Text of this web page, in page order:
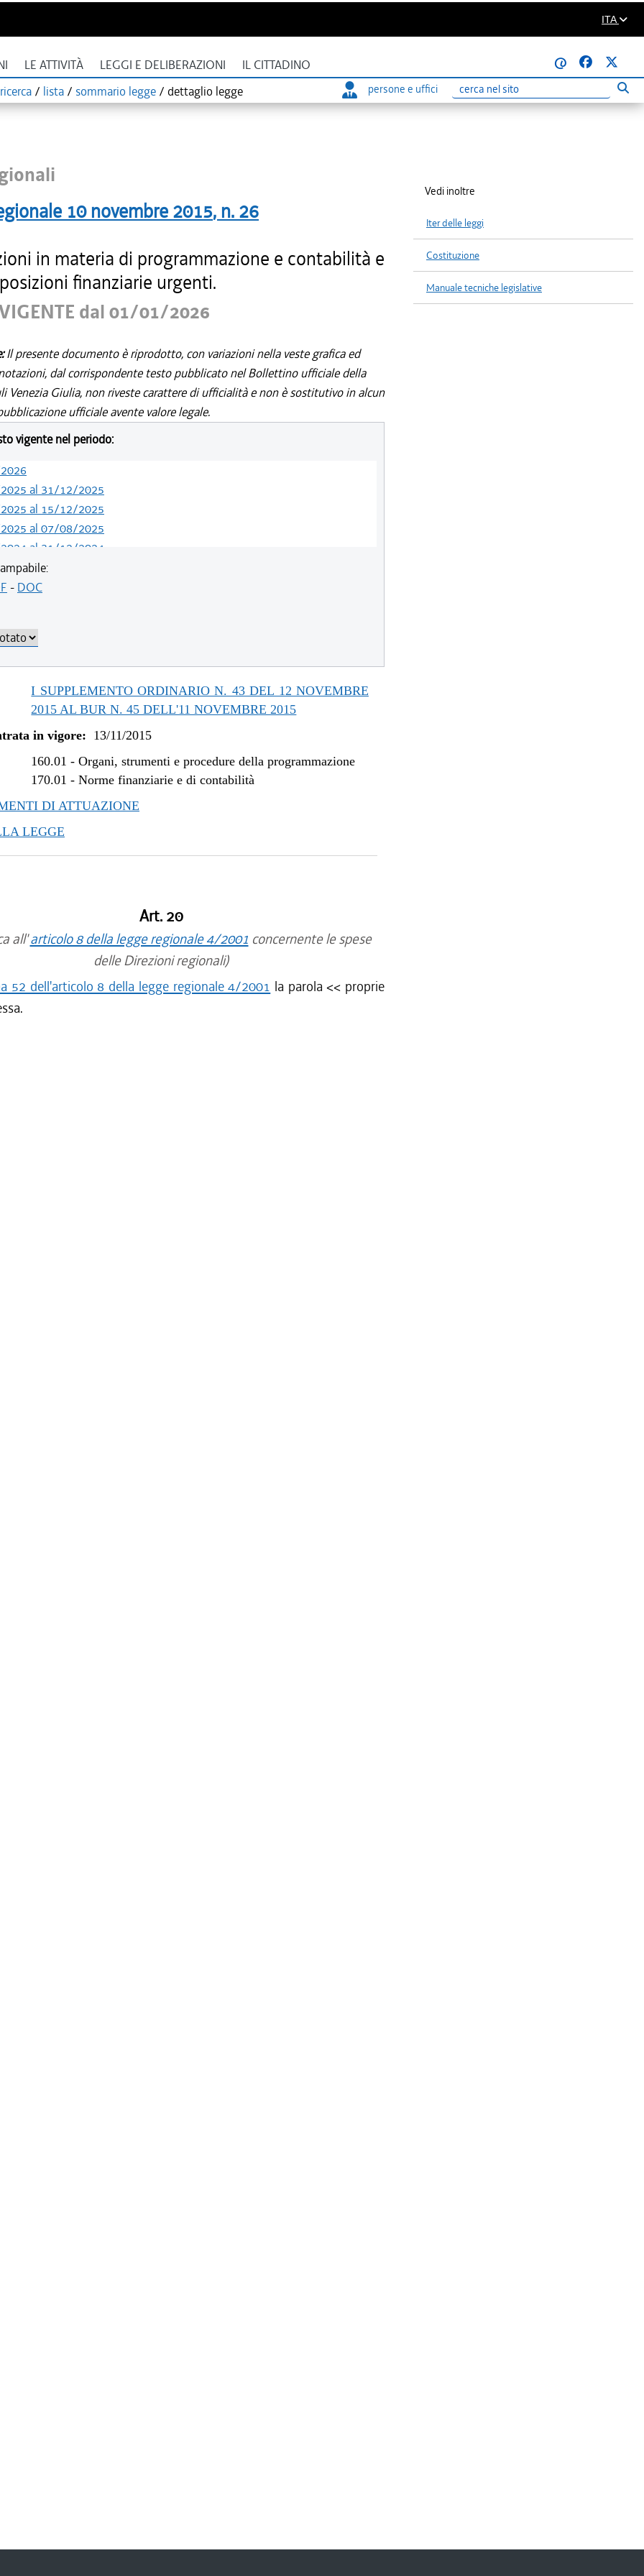
ITA
LE ATTIVITÀ LEGGI E DELIBERAZIONI IL CITTADINO
@
ricerca / lista / sommario legge / dettaglio legge persone e uffici
Ricerca
10 novembre 2015, n. 26
in materia di programmazione e contabilità e
finanziarie urgenti.
dal 01/01/2026
Il presente documento è riprodotto, con variazioni nella veste grafica ed
dal corrispondente testo pubblicato nel Bollettino ufficiale della
Venezia Giulia, non riveste carattere di ufficialità e non è sostitutivo in alcun
ufficiale avente valore legale.
vigente nel periodo:
al 31/12/2025
al 15/12/2025
al 07/08/2025
al 31/12/2024
al 13/05/2024
al 31/12/2023
al 18/12/2019
al 09/08/2019
al 31/12/2018
al 07/11/2018
2017 al 28/03/2018
al 31/05/2017
al 08/01/2017
2016 al 12/08/2016
al 12/01/2016
- DOC
I SUPPLEMENTO ORDINARIO N. 43 DEL 12 NOVEMBRE
2015 AL BUR N. 45 DELL'11 NOVEMBRE 2015
in vigore: 13/11/2015
160.01 -Organi, strumenti e procedure della programmazione
170.01 -Norme finanziarie e di contabilità
DI ATTUAZIONE
LEGGE
Art. 20
all'articolo 8 della legge regionale 4/2001 concernente le spese
delle Direzioni regionali)
52 dell'articolo 8 della legge regionale 4/2001 la parola << proprie
Vedi inoltre
Iter delle leggi
Costituzione
Manuale tecniche legislative